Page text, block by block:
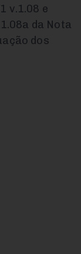
v.1.08 e
da Nota
dos